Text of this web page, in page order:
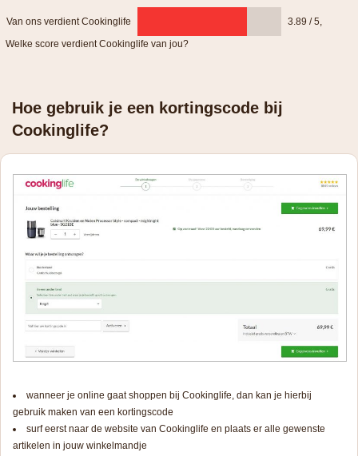
Van ons verdient Cookinglife 3.89 / 5
Welke score verdient Cookinglife van jou?
Hoe gebruik je een kortingscode bij
Cookinglife?
wanneer je online gaat shoppen bij Cookinglife, dan kan je hierbij
gebruik maken van een kortingscode
surf eerst naar de website van Cookinglife en plaats er alle gewenste
artikelen in jouw winkelmandje